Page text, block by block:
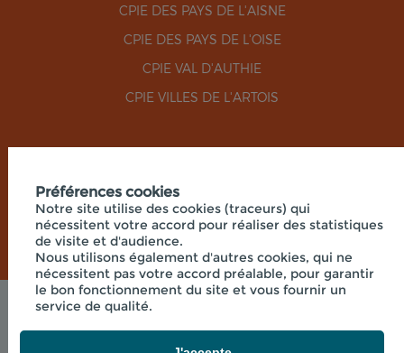
CPIE DES PAYS DE L'AISNE
CPIE DES PAYS DE L'OISE
CPIE VAL D'AUTHIE
CPIE VILLES DE L'ARTOIS
Mentions légales
© 2026 - UNION RÉGIONALE DES CPIE HAUTS-DE-
FRANCE - SIÈGE SOCIAL 33 RUE DES VICTIMES DE
Préférences cookies
Notre site utilise des cookies (traceurs) qui
nécessitent votre accord pour réaliser des statistiques
de visite et d'audience.
Nous utilisons également d'autres cookies, qui ne
nécessitent pas votre accord préalable, pour garantir
le bon fonctionnement du site et vous fournir un
service de qualité.